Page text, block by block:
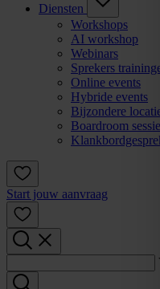
Diensten
Workshops
AI workshop
Webinars
Sprekers
Online events
Hybride events
Bijzondere
Boardroom
Start jouw aanvraag